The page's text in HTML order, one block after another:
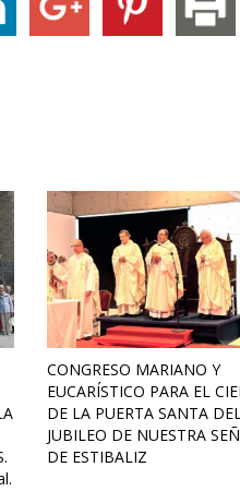
CONGRESO MARIANO Y
EUCARÍSTICO PARA EL
DE LA PUERTA SANTA
JUBILEO DE NUESTRA
DE ESTIBALIZ